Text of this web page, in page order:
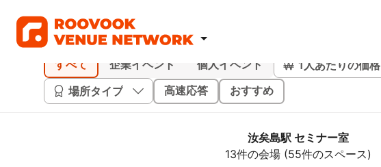
すべて 企業イベント 個人イベント 1人あたりの価格
場所タイプ
高速応答 おすすめ
汝矣島駅 セミナー室
13件の会場 (55件のスペース)